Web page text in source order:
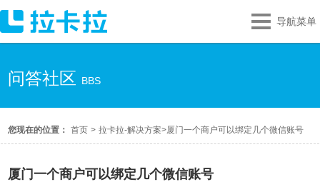
导航菜单
问答社区 BBS
您现在的位置： 首页 > 拉卡拉-解决方案>厦门一个商户可以绑定几个微信账号
厦门一个商户可以绑定几个微信账号